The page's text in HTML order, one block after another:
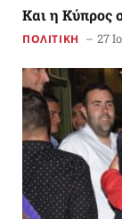
Και η Κύπρος
ΠΟΛΙΤΙΚΗ 27